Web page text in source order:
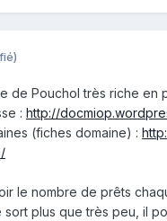
de Pouchol très riche en
: http://
(fiches domaine) :
le nombre de prêts
plus que très peu, il